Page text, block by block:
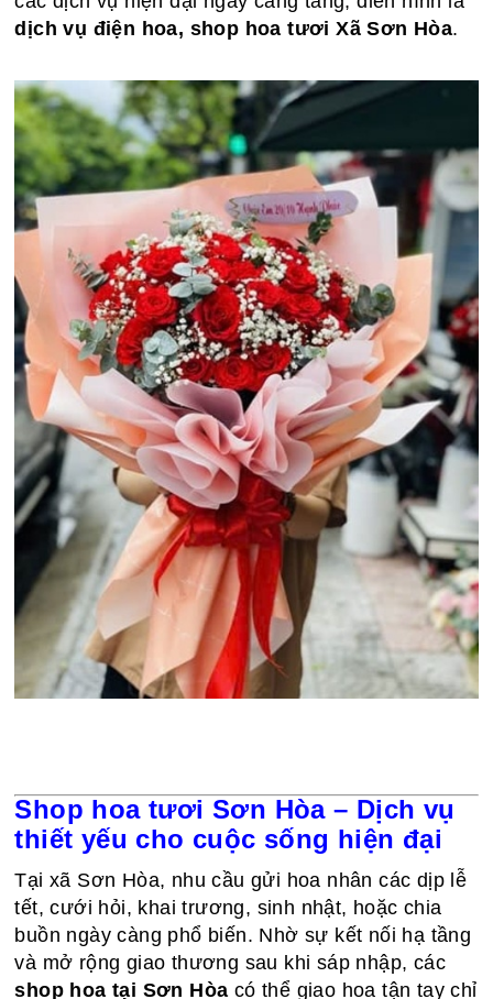
dịch vụ điện hoa, shop hoa tươi Xã Sơn Hòa.
Shop hoa tươi Sơn Hòa – Dịch vụ
thiết yếu cho cuộc sống hiện đại
Tại xã Sơn Hòa, nhu cầu gửi hoa nhân các dịp lễ
tết, cưới hỏi, khai trương, sinh nhật, hoặc chia
buồn ngày càng phổ biến. Nhờ sự kết nối hạ tầng
và mở rộng giao thương sau khi sáp nhập, các
shop hoa tại Sơn Hòa có thể giao hoa tận tay chỉ